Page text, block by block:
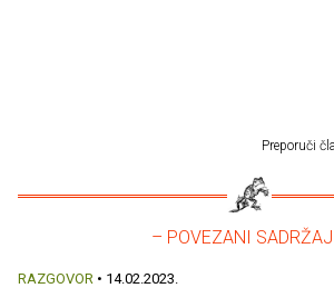
Preporuči
– POVEZANI
RAZGOVOR • 14.02.2023.